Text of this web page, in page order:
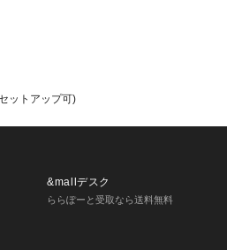
・ショート丈でどんなボ
グしやすい一着
ラウスとスラックスで通
・同素材の2WAYベアス
ットアップ可)
&mallデスク
ららぽーと受取なら送料無料